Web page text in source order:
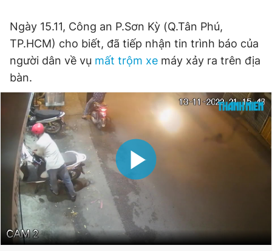
Tiện ích Bạn cần biết
Thông tin tòa soạn Liên hệ quảng cáo
Đọc Thanh Niên trên điện thoại
Theo dõi báo trên
Ngày 15.11, Công an P.Sơn Kỳ (Q.Tân Phú,
TP.HCM) cho biết, đã tiếp nhận tin trình báo của
người dân về vụ mất trộm xe máy xảy ra trên địa
bàn.